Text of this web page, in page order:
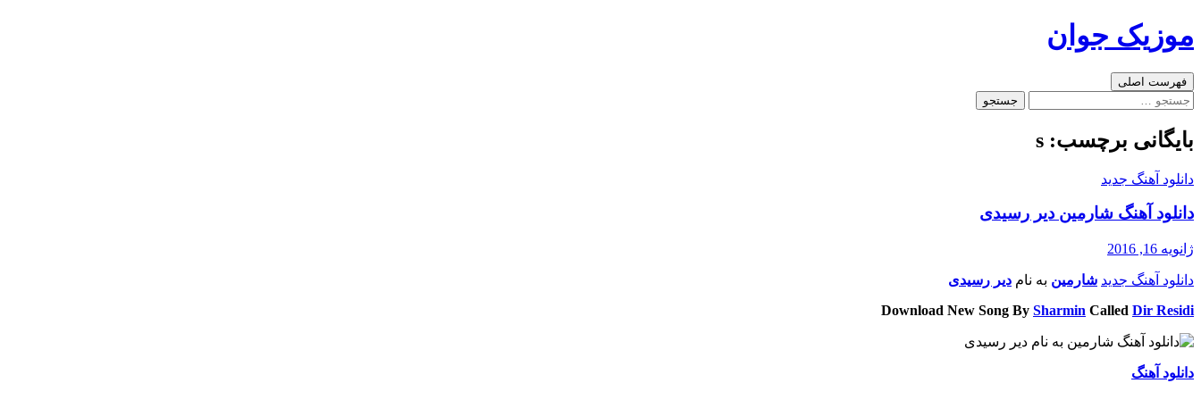
به
موزیک جوان
جست‌وجو
فهرست اصلی
جستجو
بایگانی برچسب: s
دانلود آهنگ جدید
دانلود آهنگ شارمین دیر رسیدی
ژانویه 16, 2016
دانلود آهنگ جدید شارمین به نام دیر رسیدی
Download New Song By Sharmin Called Dir Residi
دانلود آهنگ